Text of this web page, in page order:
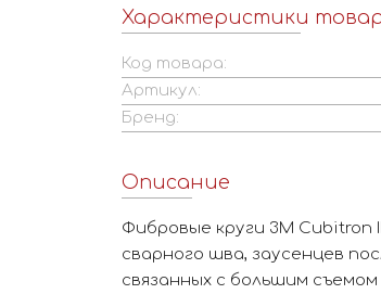
Характеристики
Код товара:
Артикул:
Бренд:
Описание
Фибровые круги 3М Cubitron
сварного шва, заусенцев
связанных с большим